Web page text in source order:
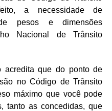
a necessidade de
pesos e dimensões
Nacional de Trânsito
acredita que do ponto de
no Código de Trânsito
máximo que você pode
tanto as concedidas, que